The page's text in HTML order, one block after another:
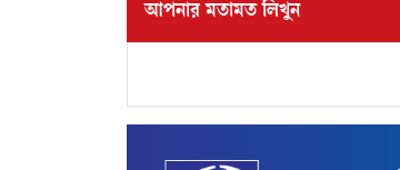
আপনার মতামত লিখুন